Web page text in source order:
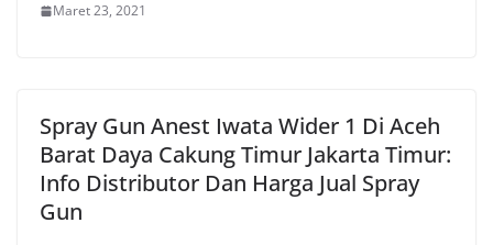
Maret 23, 2021
Spray Gun Anest Iwata Wider 1 Di Aceh
Barat Daya Cakung Timur Jakarta Timur:
Info Distributor Dan Harga Jual Spray
Gun